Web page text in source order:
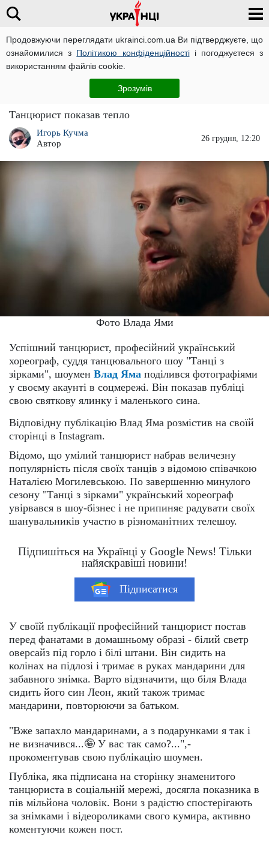
Продовжуючи переглядати ukrainci.com.ua Ви підтверджуєте, що
ознайомилися з Політикою конфіденційностіі погоджуєтеся з
використанням файлів cookie.
Зрозумів
Влад Яма завалився на підлогу і показав своє
багатство: "У вас так само?"
Танцюрист показав тепло
Игорь Кучма
Автор
26 грудня, 12:20
Фото Влада Ями
Успішний танцюрист, професійний український
хореограф, суддя танцювального шоу "Танці з
зірками", шоумен Влад Яма поділився фотографіями
у своєму акаунті в соцмережі. Він показав публіці
свою святкову ялинку і маленького сина.
Відповідну публікацію Влад Яма розмістив на своїй
сторінці в Instagram.
Відомо, що умілий танцюрист набрав величезну
популярність після своїх танців з відомою співачкою
Наталією Могилевською. По завершенню минулого
сезону "Танці з зірками" український хореограф
увірвався в шоу-бізнес і не припиняє радувати своїх
шанувальників участю в різноманітних телешоу.
Підпишіться на Українці у Google News! Тільки
найяскравіші новини!
Підписатися
У своїй публікації професійний танцюрист постав
перед фанатами в домашньому образі - білий светр
оверсайз під горло і білі штани. Він сидить на
колінах на підлозі і тримає в руках мандарини для
забавного знімка. Варто відзначити, що біля Влада
сидить його син Леон, який також тримає
мандарини, повторюючи за батьком.
"Вже запахло мандаринами, а з подарунками я так і
не визначився...🤪 У вас так само?...",-
прокоментував свою публікацію шоумен.
Публіка, яка підписана на сторінку знаменитого
танцюриста в соціальній мережі, досягла показника в
пів мільйона чоловік. Вони з радістю спостерігають
за знімками і відеороликами свого кумира, активно
коментуючи кожен пост.